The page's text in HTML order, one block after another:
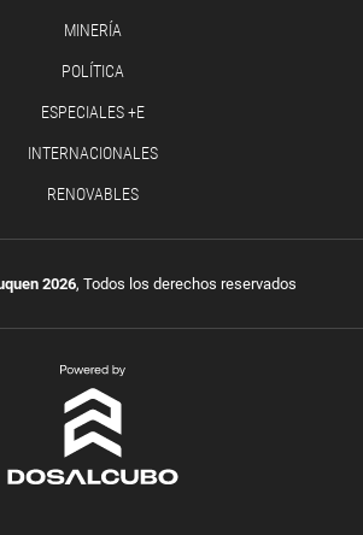
MINERÍA
POLÍTICA
ESPECIALES +E
INTERNACIONALES
RENOVABLES
2026, Todos los derechos reservados